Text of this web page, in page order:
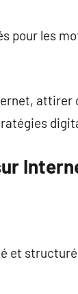
pour les
et